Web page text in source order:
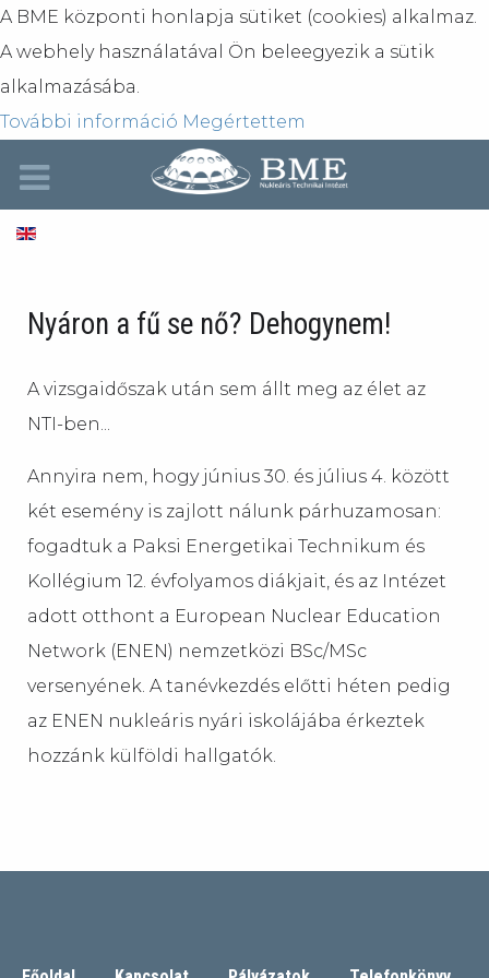
A BME központi honlapja sütiket (cookies) alkalmaz.
A webhely használatával Ön beleegyezik a sütik
alkalmazásába.
További információ Megértettem
Nyáron a fű se nő? Dehogynem!
A vizsgaidőszak után sem állt meg az élet az
NTI-ben...
Annyira nem, hogy június 30. és július 4. között
két esemény is zajlott nálunk párhuzamosan:
fogadtuk a Paksi Energetikai Technikum és
Kollégium 12. évfolyamos diákjait, és az Intézet
adott otthont a European Nuclear Education
Network (ENEN) nemzetközi BSc/MSc
versenyének. A tanévkezdés előtti héten pedig
az ENEN nukleáris nyári iskolájába érkeztek
hozzánk külföldi hallgatók.